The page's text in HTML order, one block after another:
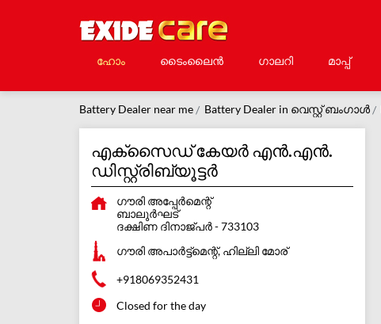
ഹോം ടൈംലൈൻ ഗാലറി മാപ്പ്
Battery Dealer near me Battery Dealer in വെസ്റ്റ് ബംഗാള്‍
എക്സൈഡ് കേയർ എൻ.എൻ.
ഡിസ്റ്റ്രിബ്യൂട്ടർ
ഗൗരി അപ്പേര്‍മെന്റ്
ബാലുർഘട്
ദക്ഷിണ ദിനാജ്പർ-733103
ഗൗരി അപാർട്ട്മെന്റ്, ഹില്ലി മോര്
+918069352431
Closed for the day